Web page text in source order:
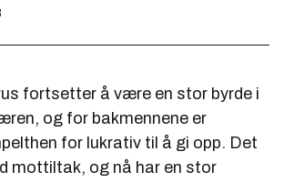
fortsetter å være en stor byrde i
og for bakmennene er
for lukrativ til å gi opp. Det
mottiltak, og nå har en stor